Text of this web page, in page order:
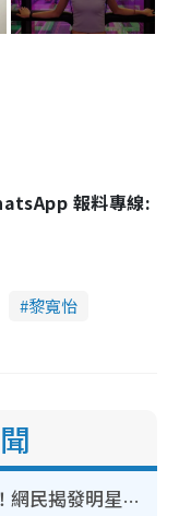
報料專線:
黎寬怡
8大最冇禮貌藝人名單被瘋傳！網民揭發明星真面目 一致數臭呢位係無品天花板？